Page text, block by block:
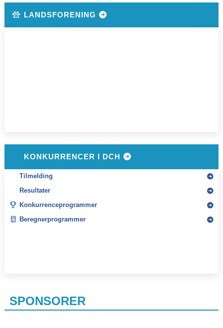
LANDSFORENING
KONKURRENCER I DCH
Tilmelding
Resultater
Konkurrenceprogrammer
Beregnerprogrammer
SPONSORER